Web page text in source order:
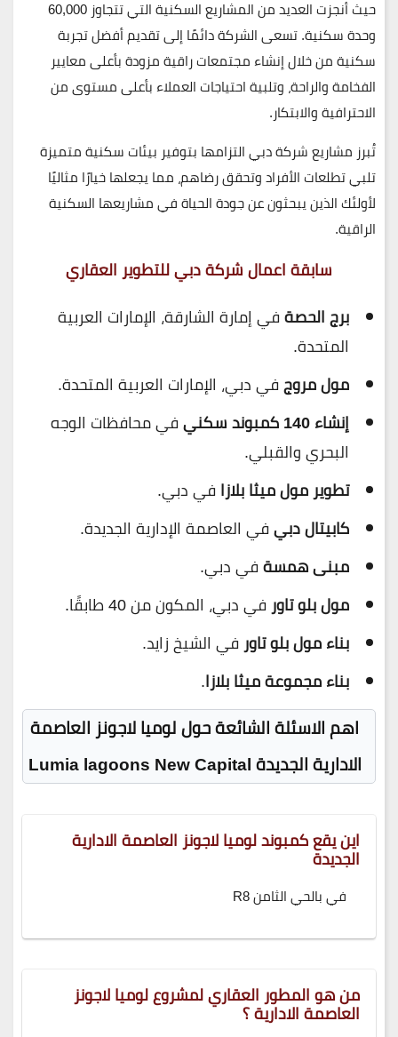
حيث أنجزت العديد من المشاريع السكنية التي تتجاوز 60,000
وحدة سكنية. تسعى الشركة دائمًا إلى تقديم أفضل تجربة
سكنية من خلال إنشاء مجتمعات راقية مزودة بأعلى معايير
الفخامة والراحة، وتلبية احتياجات العملاء بأعلى مستوى من
الاحترافية والابتكار.
تُبرز مشاريع شركة دبي التزامها بتوفير بيئات سكنية متميزة
تلبي تطلعات الأفراد وتحقق رضاهم، مما يجعلها خيارًا مثاليًا
لأولئك الذين يبحثون عن جودة الحياة في مشاريعها السكنية
الراقية.
سابقة اعمال شركة دبي للتطوير العقاري
برج الحصةفي إمارة الشارقة، الإمارات العربية
المتحدة.
مول مروجفي دبي، الإمارات العربية المتحدة.
إنشاء 140 كمبوند سكني
في محافظات الوجه
البحري والقبلي.
تطوير مول ميثا بلازافي دبي.
كابيتال دبيفي العاصمة الإدارية الجديدة.
مبنى همسةفي دبي.
مول بلو تاورفي دبي، المكون من 40 طابقًا.
بناء مول بلو تاورفي الشيخ زايد.
بناء مجموعة ميثا بلازا.
اهم الاسئلة الشائعة حول لوميا لاجونز العاصمة
الادارية الجديدةLumia lagoons New Capital
اين يقع كمبوند لوميا لاجونز العاصمة الادارية
الجديدة
في بالحي الثامن R8
من هو المطور العقاري لمشروع لوميا لاجونز
العاصمة الادارية ؟